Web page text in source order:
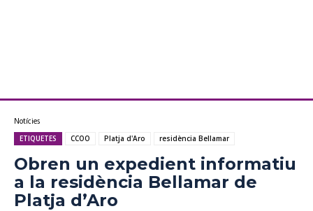
Notícies
ETIQUETES CCOO Platja d'Aro residència Bellamar
Obren un expedient informatiu
a la residència Bellamar de
Platja d’Aro